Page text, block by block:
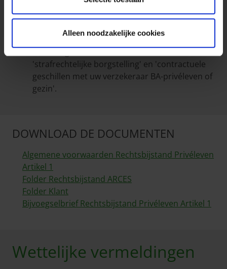
Alleen noodzakelijke cookies
het maximaal verzekerd bedrag per
schadegeval bedraagt 125.000 euro, ongeacht
het aantal betrokken verzekerden. Dit bedrag
wordt teruggebracht tot 25.000 euro voor de
waarborgen 'insolventie van derden',
'strafrechtelijke borgstelling' en 'contractuele
geschillen met uw verzekeraar BA-privéleven of
gezin'.
DOWNLOAD DE DOCUMENTEN
Algemene voorwaarden Rechtsbijstand Privéleven
Artikel 1
Folder Rechtsbijstand ARCES
Folder Klant
Bijvoegselbrief Rechtsbijstand Privéleven Artikel 1
Wettelijke vermeldingen